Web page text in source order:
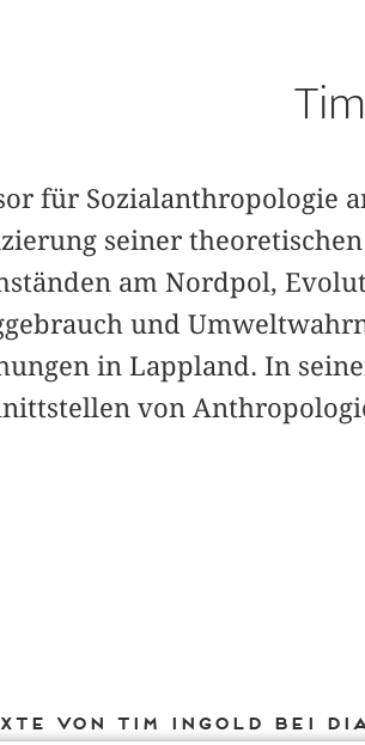
für Sozialanthropologie
seiner
am Nordpol,
und
in Lappland. In
von
von Tim Ingold bei